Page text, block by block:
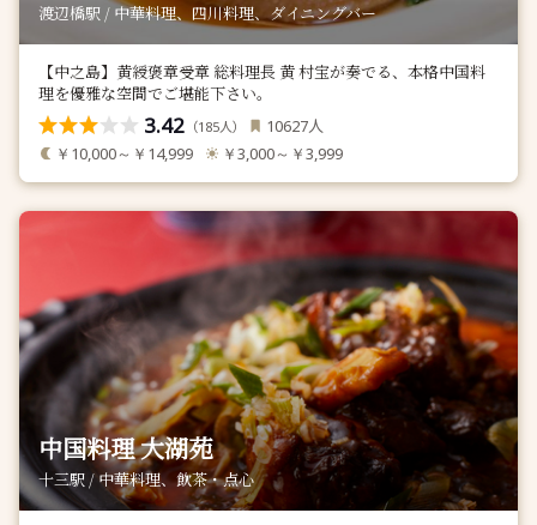
渡辺橋駅 / 中華料理、四川料理、ダイニングバー
【中之島】黄綬褒章受章 総料理長 黄 村宝が奏でる、本格中国料
理を優雅な空間でご堪能下さい。
3.42 （185人） 10627人
￥10,000～￥14,999 ￥3,000～￥3,999
中国料理 大湖苑
十三駅 / 中華料理、飲茶・点心